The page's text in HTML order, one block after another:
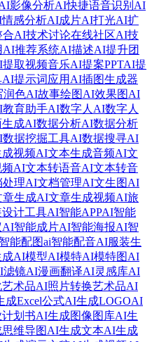
影像分析AI快捷语音识别 AI
感分析AI成片AI打光AI扩
合AI技术讨论在线社区AI技
AI推荐系统AI描述AI提升团
提取视频音乐AI提案PPTAI提
AI提示词应用 AI插图生成器
润色AI故事绘图AI效果图AI
教育助手AI数字人 AI数字人
成AI数据分析AI数据分析
数据挖掘工具AI数据搜寻AI
视频AI文本生成音频AI文
AI文本转语音AI文本转音
理AI文档管理AI文生图AI
章生成AI文章生成视频AI旅
计工具AI智能APPAI智能
AI智能成片AI智能海报AI智
能配图ai智能配音AI服装生
成AI模型AI模特AI模特图AI
滤镜AI漫画翻译AI灵感库AI
术品AI照片转换艺术品AI
成Excel公式AI生成LOGOAI
划书AI生成图像图库AI生
维导图AI生成文本AI生成